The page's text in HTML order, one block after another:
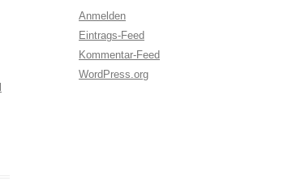
Anmelden
Eintrags-Feed
Kommentar-Feed
WordPress.org